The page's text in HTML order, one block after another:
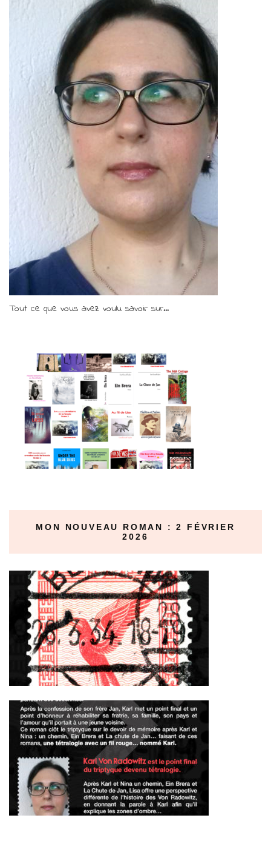
Tout ce que vous avez voulu savoir sur...
MON NOUVEAU ROMAN : 2 FÉVRIER
2026